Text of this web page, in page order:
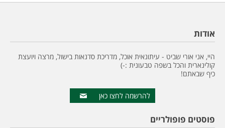
אודות
היי, אני אורי שביט - עיתונאית אוכל, מדריכת סדנאות בישול, מרצה ויועצת
קולינארית והכל בשפה טבעונית :-)
כיף שבאתם!
להרשמה לחצו כאן
פוסטים פופולריים